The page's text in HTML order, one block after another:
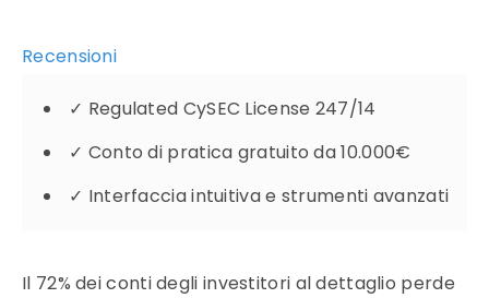
Recensioni
✓ Regulated CySEC License 247/14
✓ Conto di pratica gratuito da 10.000€
✓ Interfaccia intuitiva e strumenti avanzati
Il 72% dei conti degli investitori al dettaglio perde